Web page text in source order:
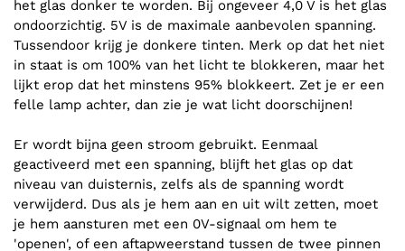
het glas donker te worden. Bij ongeveer 4,0 V is het glas
ondoorzichtig. 5V is de maximale aanbevolen spanning.
Tussendoor krijg je donkere tinten. Merk op dat het niet
in staat is om 100% van het licht te blokkeren, maar het
lijkt erop dat het minstens 95% blokkeert. Zet je er een
felle lamp achter, dan zie je wat licht doorschijnen!
Er wordt bijna geen stroom gebruikt. Eenmaal
geactiveerd met een spanning, blijft het glas op dat
niveau van duisternis, zelfs als de spanning wordt
verwijderd. Dus als je hem aan en uit wilt zetten, moet
je hem aansturen met een 0V-signaal om hem te
'openen', of een aftapweerstand tussen de twee pinnen